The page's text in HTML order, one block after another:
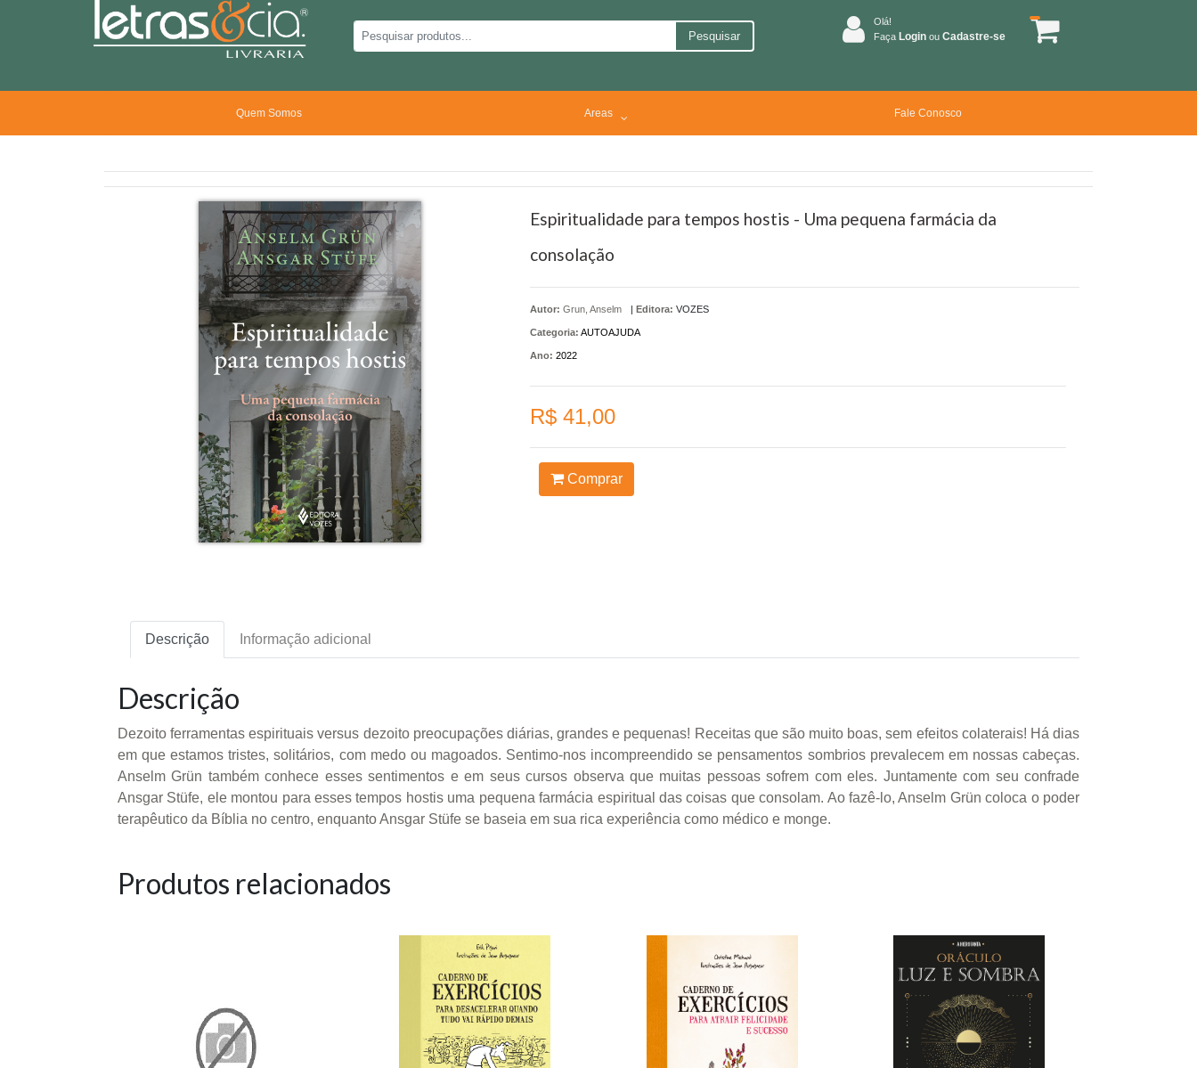
Pesquisar
Olá!
Faça Login ou Cadastre-se
Quem Somos Areas Fale Conosco
Espiritualidade para tempos hostis - Uma pequena farmácia da
consolação
Autor: Grun, Anselm | Editora: VOZES
Categoria: AUTOAJUDA
Ano: 2022
R$ 41,00
Comprar
Descrição Informação adicional
Descrição
Dezoito ferramentas espirituais versus dezoito preocupações diárias, grandes e pequenas! Receitas que são muito boas, sem efeitos colaterais! Há dias
em que estamos tristes, solitários, com medo ou magoados. Sentimo-nos incompreendido se pensamentos sombrios prevalecem em nossas cabeças.
Anselm Grün também conhece esses sentimentos e em seus cursos observa que muitas pessoas sofrem com eles. Juntamente com seu confrade
Ansgar Stüfe, ele montou para esses tempos hostis uma pequena farmácia espiritual das coisas que consolam. Ao fazê-lo, Anselm Grün coloca o poder
terapêutico da Bíblia no centro, enquanto Ansgar Stüfe se baseia em sua rica experiência como médico e monge.
Produtos relacionados